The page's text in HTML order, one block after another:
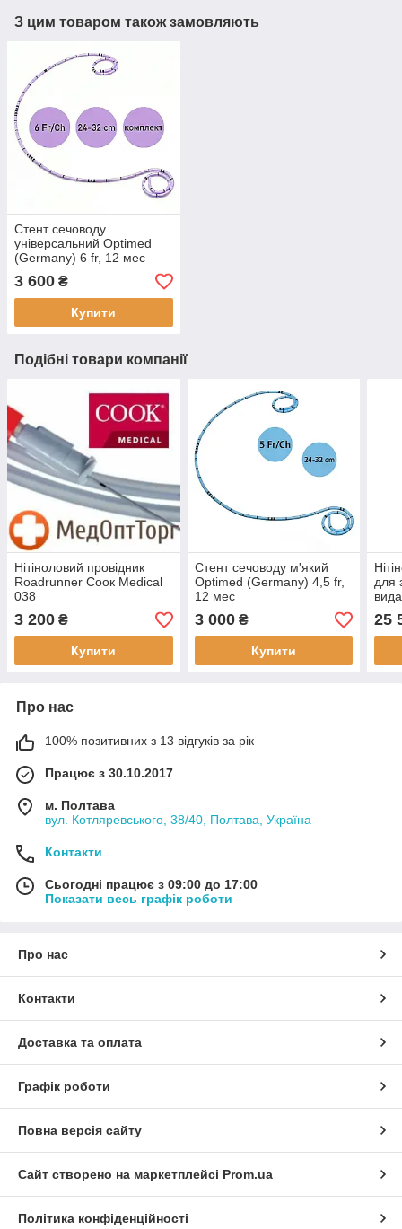
З цим товаром також замовляють
Стент сечоводу
універсальний Optimed
(Germany) 6 fr, 12 мес
3 600 ₴
Купити
Подібні товари компанії
Нітіноловий провідник
Roadrunner Соок Medical
038
3 200 ₴
Купити
Стент сечоводу м'який
Optimed (Germany) 4,5 fr,
12 мес
3 000₴
Купити
для
25
Про нас
100% позитивних з 13 відгуків за рік
Працює з 30.10.2017
м. Полтава
вул. Котляревського, 38/40, Полтава, Україна
Контакти
Сьогодні працює з 09:00 до 17:00
Показати весь графік роботи
Про нас
Контакти
Доставка та оплата
Графік роботи
Повна версія сайту
Сайт створено на маркетплейсі Prom.ua
Політика конфіденційності